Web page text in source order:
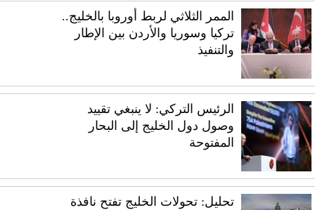
الممر الثلاثي لربط أوروبا بالخليج..
تركيا وسوريا والأردن بين الإطار
والتنفيذ
الرئيس التركي: لا ينبغي تقييد
وصول دول الخليج إلى البحار
المفتوحة
تحليل: تحولات الخليج تفتح نافذة